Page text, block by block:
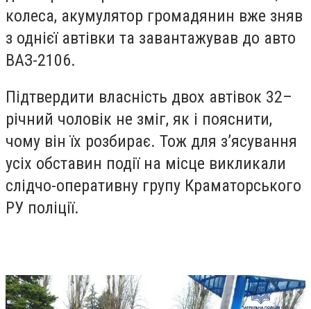
колеса, акумулятор громадянин вже зняв
з однієї автівки та завантажував до авто
ВАЗ-2106.
Підтвердити власність двох автівок 32–
річний чоловік не зміг, як і пояснити,
чому він їх розбирає. Тож для з’ясування
усіх обставин події на місце викликали
слідчо-оперативну групу Краматорського
РУ поліції.